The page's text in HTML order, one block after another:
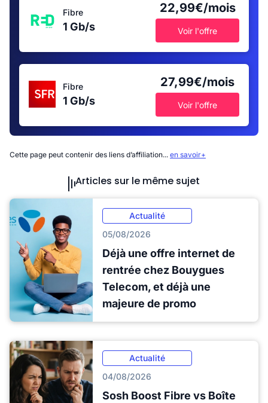
Fibre
1 Gb/s
22,99€/mois
Voir l'offre
Fibre
1 Gb/s
27,99€/mois
Voir l'offre
Cette page peut contenir des liens d’affiliation... en savoir+
Articles sur le même sujet
Actualité
05/08/2026
Déjà une offre internet de
rentrée chez Bouygues
Telecom, et déjà une
majeure de promo
Actualité
04/08/2026
Sosh Boost Fibre vs Boîte